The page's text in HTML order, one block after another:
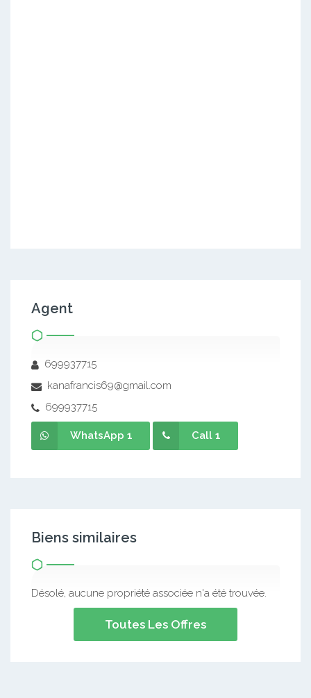
Agent
699937715
kanafrancis69@gmail.com
699937715
WhatsApp 1 Call 1
Biens similaires
Désolé, aucune propriété associée n'a été trouvée.
Toutes Les Offres